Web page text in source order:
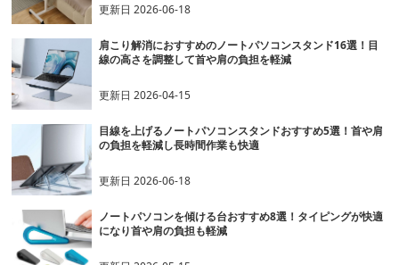
更新日2026-06-18
肩こり解消におすすめのノートパソコンスタンド16選！目
線の高さを調整して首や肩の負担を軽減
更新日2026-04-15
目線を上げるノートパソコンスタンドおすすめ5選！首や肩
の負担を軽減し長時間作業も快適
更新日2026-06-18
ノートパソコンを傾ける台おすすめ8選！タイピングが快適
になり首や肩の負担も軽減